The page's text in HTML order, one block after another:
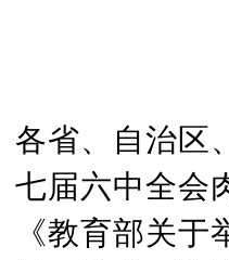
各省、自治区
七届六中全会
《教育部关